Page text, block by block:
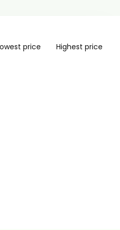
price Highest price